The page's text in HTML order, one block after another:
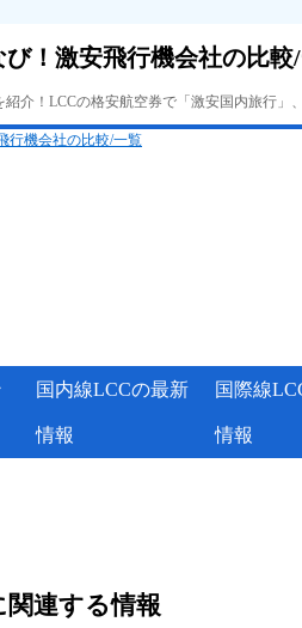
！激安飛行機会社の比較
介！LCCの格安航空券で「激安国内旅行
国内線LCCの最新
情報
国際線
情報
連する情報